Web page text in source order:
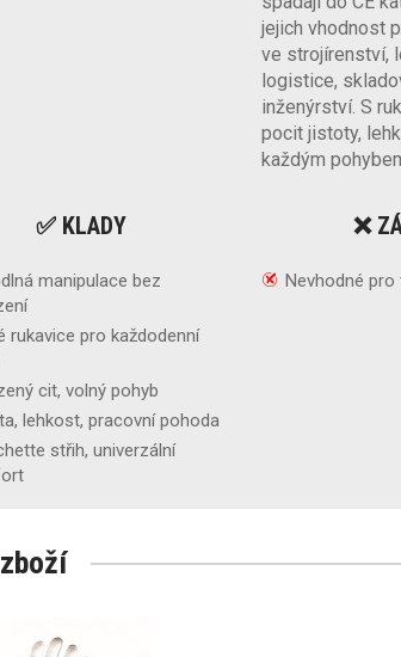
jejich vhodnost
ve strojírenství,
logistice,
inženýrství. S
pocit jistoty,
každým
✅ KLADY
manipulace bez
rukavice pro každodenní
cit, volný pohyb
lehkost, pracovní pohoda
střih, univerzální
❌
Nevhodné pro